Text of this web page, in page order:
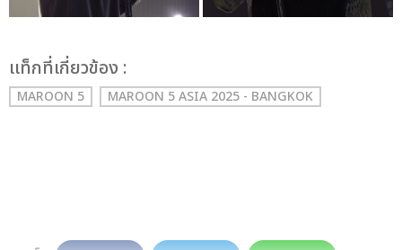
เเท็กที่เกี่ยวข้อง :
MAROON 5 MAROON 5 ASIA 2025 - BANGKOK